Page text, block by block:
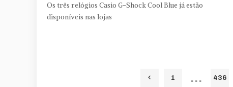
Os três relógios Casio G-Shock Cool Blue já estão
disponíveis nas lojas
1 … 436